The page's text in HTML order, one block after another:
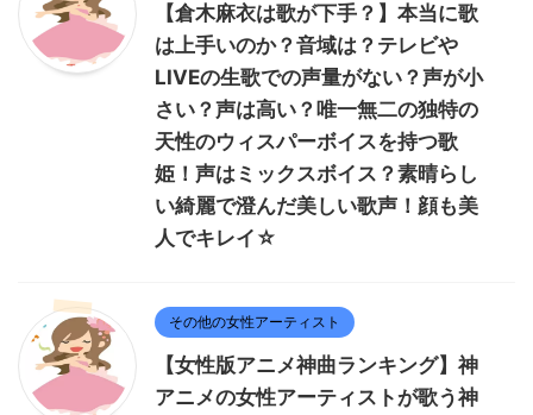
【倉木麻衣は歌が下手？】本当に歌
は上手いのか？音域は？テレビや
LIVEの生歌での声量がない？声が小
さい？声は高い？唯一無二の独特の
天性のウィスパーボイスを持つ歌
姫！声はミックスボイス？素晴らし
い綺麗で澄んだ美しい歌声！顔も美
人でキレイ☆
その他の女性アーティスト
【女性版アニメ神曲ランキング】神
アニメの女性アーティストが歌う神